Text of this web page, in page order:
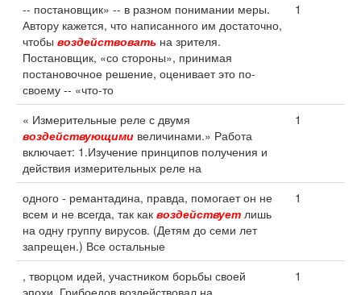
-- постановщик» -- в разном понимании меры.
Автору кажется, что написанного им достаточно,
чтобы воздействовать на зрителя.
Постановщик, «со стороны», принимая
постановочное решение, оценивает это по-
своему -- «что-то
1
« Измерительные реле с двумя
воздействующими величинами.» Работа
включает: 1.Изучение принципов получения и
действия измерительных реле на
1
одного - ремантадина, правда, помогает он не
всем и не всегда, так как воздействует лишь
на одну группу вирусов. (Детям до семи лет
запрещен.) Все остальные
1
, творцом идей, участником борьбы своей
эпохи, Грибоедов воздействовал на
1